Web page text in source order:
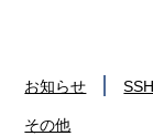
お知らせ SSH
その他